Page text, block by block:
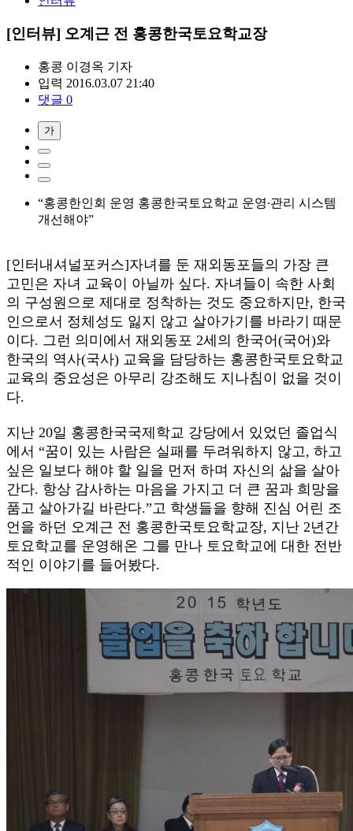
[인터뷰] 오계근 전 홍콩한국토요학교장
홍콩 이경옥 기자
입력 2016.03.07 21:40
댓글 0
가
“홍콩한인회 운영 홍콩한국토요학교 운영∙관리 시스템
개선해야”
[인터내셔널포커스]자녀를 둔 재외동포들의 가장 큰
고민은 자녀 교육이 아닐까 싶다. 자녀들이 속한 사회
의 구성원으로 제대로 정착하는 것도 중요하지만, 한국
인으로서 정체성도 잃지 않고 살아가기를 바라기 때문
이다. 그런 의미에서 재외동포 2세의 한국어(국어)와
한국의 역사(국사) 교육을 담당하는 홍콩한국토요학교
교육의 중요성은 아무리 강조해도 지나침이 없을 것이
다.
지난 20일 홍콩한국국제학교 강당에서 있었던 졸업식
에서 “꿈이 있는 사람은 실패를 두려워하지 않고, 하고
싶은 일보다 해야 할 일을 먼저 하며 자신의 삶을 살아
간다. 항상 감사하는 마음을 가지고 더 큰 꿈과 희망을
품고 살아가길 바란다.”고 학생들을 향해 진심 어린 조
언을 하던 오계근 전 홍콩한국토요학교장, 지난 2년간
토요학교를 운영해온 그를 만나 토요학교에 대한 전반
적인 이야기를 들어봤다.